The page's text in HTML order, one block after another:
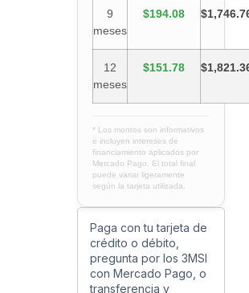
9
meses
$194.08
12
meses
$151.78
* Los montos son informativos
e incluyen intereses de
financiamiento aplicados por
Mercado Pago. El total final
puede variar ligeramente
según la tarjeta utilizada.
Paga con tu tarjeta de
crédito o débito,
pregunta por los 3MSI
con Mercado Pago, o
transferencia y